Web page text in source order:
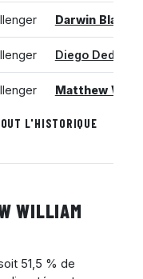
Darwin Blanch
Diego Dedura
Matthew
L'HISTORIQUE
WILLIAM
51,5 % de